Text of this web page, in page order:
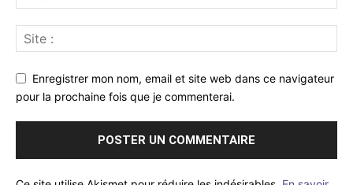
Enregistrer mon nom, email et site web dans ce navigateur
pour la prochaine fois que je commenterai.